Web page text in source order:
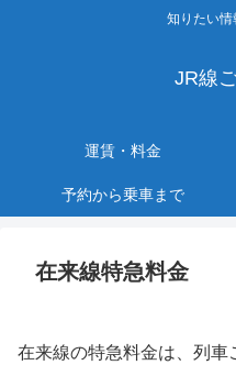
知りたい情
JR線
運賃・料金
予約から乗車まで
在来線特急料金
在来線の特急料金は、列車